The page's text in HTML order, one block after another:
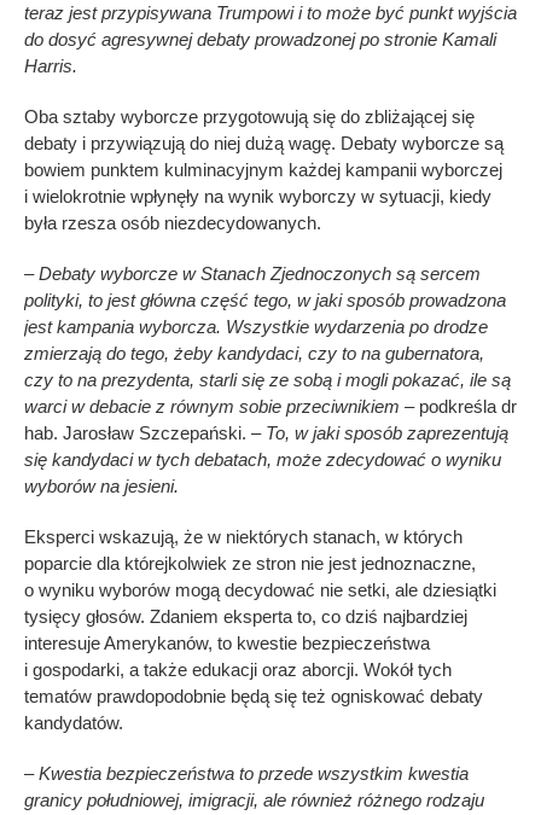
teraz jest przypisywana Trumpowi i to może być punkt wyjścia
do dosyć agresywnej debaty prowadzonej po stronie Kamali
Harris.
Oba sztaby wyborcze przygotowują się do zbliżającej się
debaty i przywiązują do niej dużą wagę. Debaty wyborcze są
bowiem punktem kulminacyjnym każdej kampanii wyborczej
i wielokrotnie wpłynęły na wynik wyborczy w sytuacji, kiedy
była rzesza osób niezdecydowanych.
– Debaty wyborcze w Stanach Zjednoczonych są sercem
polityki, to jest główna część tego, w jaki sposób prowadzona
jest kampania wyborcza. Wszystkie wydarzenia po drodze
zmierzają do tego, żeby kandydaci, czy to na gubernatora,
czy to na prezydenta, starli się ze sobą i mogli pokazać, ile są
warci w debacie z równym sobie przeciwnikiem –podkreśla dr
hab. Jarosław Szczepański. – To, w jaki sposób zaprezentują
się kandydaci w tych debatach, może zdecydować o wyniku
wyborów na jesieni.
Eksperci wskazują, że w niektórych stanach, w których
poparcie dla którejkolwiek ze stron nie jest jednoznaczne,
o wyniku wyborów mogą decydować nie setki, ale dziesiątki
tysięcy głosów. Zdaniem eksperta to, co dziś najbardziej
interesuje Amerykanów, to kwestie bezpieczeństwa
i gospodarki, a także edukacji oraz aborcji. Wokół tych
tematów prawdopodobnie będą się też ogniskować debaty
kandydatów.
– Kwestia bezpieczeństwa to przede wszystkim kwestia
granicy południowej, imigracji, ale również różnego rodzaju